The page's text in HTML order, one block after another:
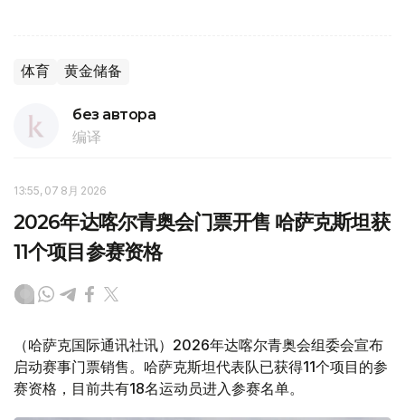
体育 黄金储备
без автора
编译
13:55, 07 8月 2026
2026年达喀尔青奥会门票开售 哈萨克斯坦获
11个项目参赛资格
（哈萨克国际通讯社讯）2026年达喀尔青奥会组委会宣布
启动赛事门票销售。哈萨克斯坦代表队已获得11个项目的参
赛资格，目前共有18名运动员进入参赛名单。